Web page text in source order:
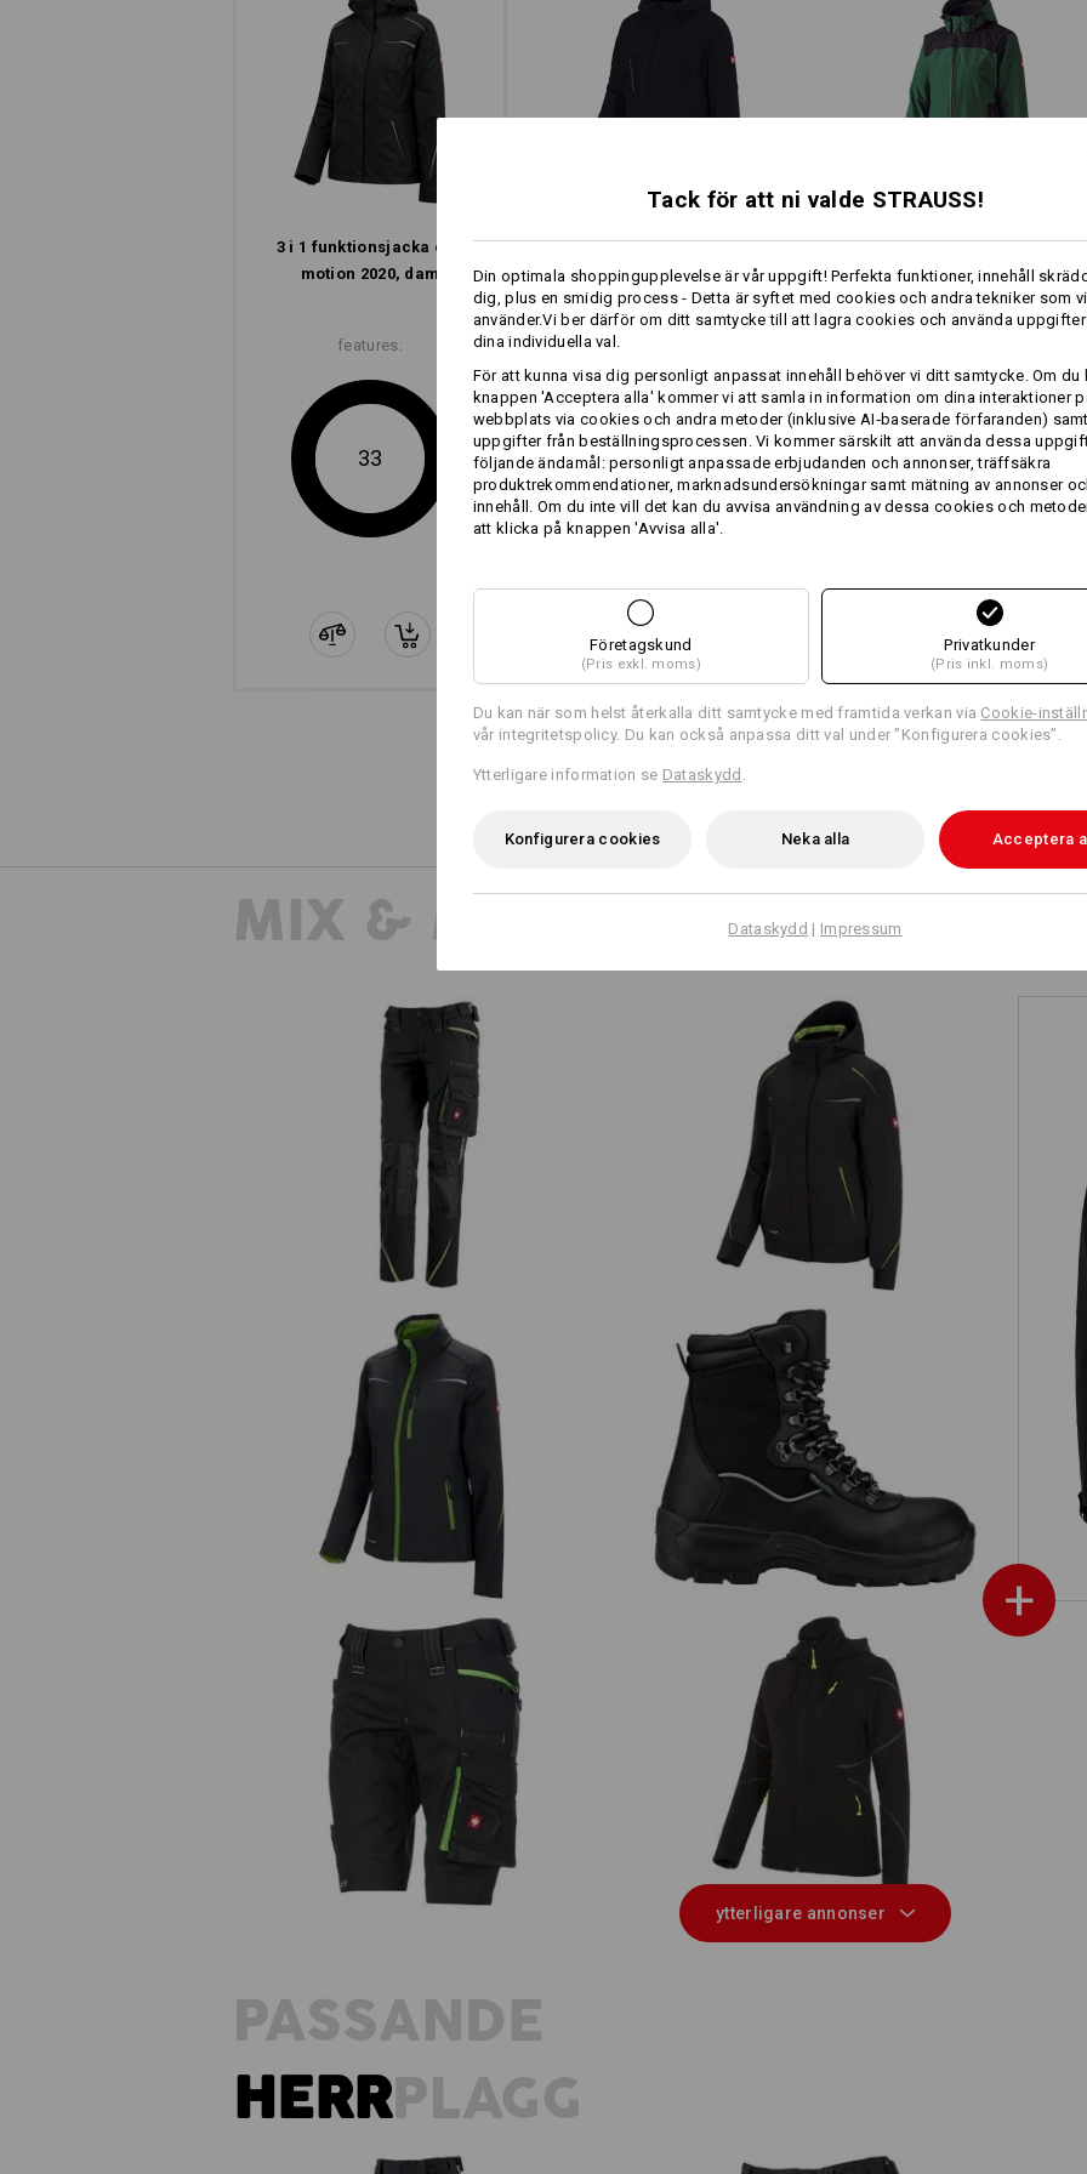
Ovanmaterial 100 % polyamid (ca 155
Foder 100 % polyester.
beroende på färgväg i
behagligt värmande, lätt och
2 sidfickor med blixtlås
mjuk insida och hög krage
Material:
2. Ovanmaterial 96 % polyester/4 %
Kan tvättas i 30 °C. Skontvätt.
Värmeskiktet
Klicka på knappen
Informationsblad
Profilering:
mer
JACKA MED
Och det i dubbel bemärkelse.
klimat, även på svettiga jobb.
1 / 7
3 i 1 funktions­jacka e.s.​
motion 2020, dam
features:
33
3 i 1 funktions­jacka e.s.​vision,
dam
e.s. 3 i 1 dam funktions­jacka
Samma features:
26 26
MIX & MATCH
3
+
Dambyxa e.s.motion 2020
Vinter softshelljacka e.s.motion 2020,
Softshelljacka e.s.motion 2020, dam S3 skyddsstövlar Augsburg
Shorts e.s.motion 2020, dam
Huvjacka av fleece e.s.motion 2020,
ytterligare annonser
PASSANDE
HERRPLAGG
Tack för att ni valde STRAUSS!
Din optimala shoppingupplevelse är vår uppgift! Perfekta funktioner, innehåll
dig, plus en smidig process - Detta är syftet med cookies och andra tekniker som vi
använder.Vi ber därför om ditt samtycke till att lagra cookies och använda
dina individuella val.
För att kunna visa dig personligt anpassat innehåll behöver vi ditt samtycke. Om du
knappen 'Acceptera alla' kommer vi att samla in information om dina interaktioner
webbplats via cookies och andra metoder (inklusive AI‑baserade förfaranden) samt
uppgifter från beställningsprocessen. Vi kommer särskilt att använda dessa
följande ändamål: personligt anpassade erbjudanden och annonser, träffsäkra
produktrekommendationer, marknadsundersökningar samt mätning av annonser
innehåll. Om du inte vill det kan du avvisa användning av dessa cookies och
att klicka på knappen 'Avvisa alla'.
Företagskund
(Pris exkl. moms)
Privatkunder
(Pris inkl. moms)
Du kan när som helst återkalla ditt samtycke med framtida verkan via Cookie-
vår integritetspolicy. Du kan också anpassa ditt val under ”Konfigurera cookies”.
Ytterligare information se Dataskydd
Konfigurera cookies Neka alla Acceptera
Dataskydd | Impressum